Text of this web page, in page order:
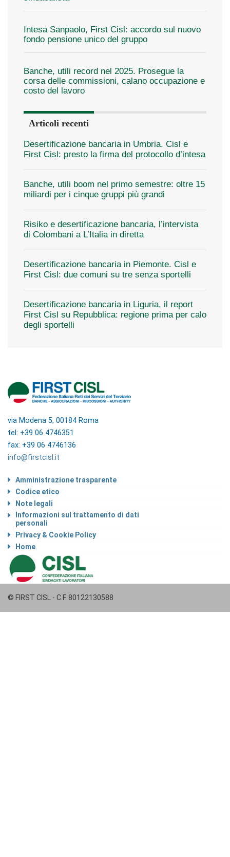
Intesa Sanpaolo, First Cisl: accordo sul nuovo
fondo pensione unico del gruppo
Banche, utili record nel 2025. Prosegue la
corsa delle commissioni, calano occupazione e
costo del lavoro
Articoli recenti
Desertificazione bancaria in Umbria. Cisl e
First Cisl: presto la firma del protocollo d’intesa
Banche, utili boom nel primo semestre: oltre 15
miliardi per i cinque gruppi più grandi
Risiko e desertificazione bancaria, l’intervista
di Colombani a L’Italia in diretta
Desertificazione bancaria in Piemonte. Cisl e
First Cisl: due comuni su tre senza sportelli
Desertificazione bancaria in Liguria, il report
First Cisl su Repubblica: regione prima per calo
degli sportelli
via Modena 5, 00184 Roma
tel: +39 06 4746351
fax: +39 06 4746136
info@firstcisl.it
Amministrazione trasparente
Codice etico
Note legali
Informazioni sul trattamento di dati
personali
Privacy & Cookie Policy
Home
© FIRST CISL - C.F. 80122130588